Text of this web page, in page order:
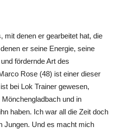
mit denen er gearbeitet hat, die
er seine Energie, seine
fördernde Art des
Rose (48) ist einer dieser
bei Lok Trainer gewesen,
und in
haben. Ich war all die Zeit doch
Jungen. Und es macht mich